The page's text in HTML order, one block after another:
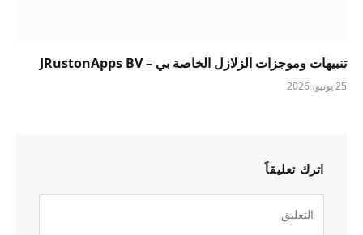
تنبيهات وموجزات الزلازل الخاصة بي – JRustonApps BV
25 يونيو، 2026
اترك تعليقاً